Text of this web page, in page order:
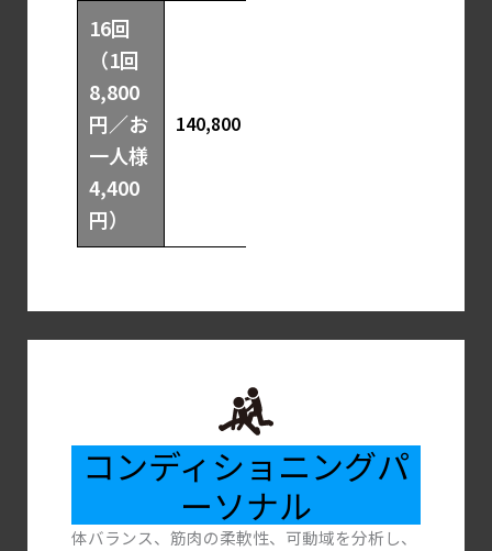
16回
（1回
8,800
円／お
一人様
4,400
円）
140,800 円
コンディショニングパ
ーソナル
体バランス、筋肉の柔軟性、可動域を分析し、